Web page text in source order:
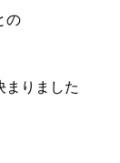
の
まりました